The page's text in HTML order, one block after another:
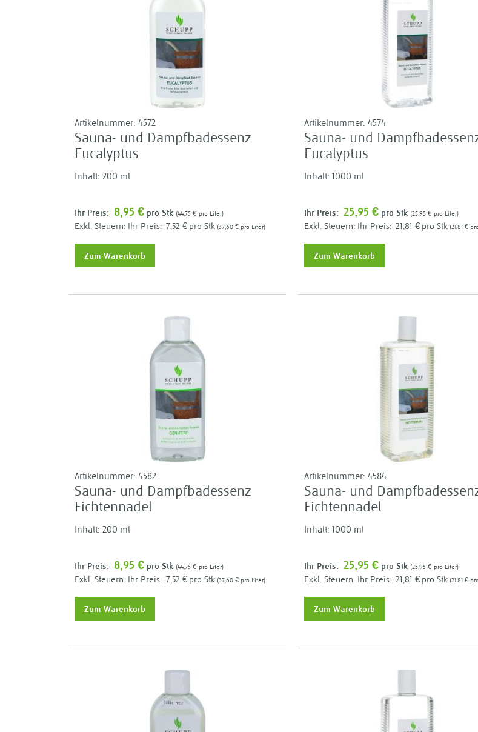
Artikelnummer: 4572
Sauna- und Dampfbadessenz
Eucalyptus
Inhalt: 200 ml
Ihr Preis: 8,95 € pro Stk 44,75 € pro Liter
Ihr Preis: 7,52 € pro Stk 37,60 € pro Liter
Zum Warenkorb
Artikelnummer:4574
Sauna- und
Eucalyptus
Inhalt: 1000 ml
Ihr Preis: 25,95 € pro Stk 25,95 € pro Liter
Ihr Preis: 21,81 € pro Stk 21,81 €
Zum Warenkorb
Artikelnummer: 4582
Sauna- und Dampfbadessenz
Fichtennadel
Inhalt: 200 ml
Ihr Preis: 8,95 € pro Stk 44,75 € pro Liter
Ihr Preis: 7,52 € pro Stk 37,60 € pro Liter
Zum Warenkorb
Artikelnummer:4584
Sauna- und
Fichtennadel
Inhalt: 1000 ml
Ihr Preis: 25,95 € pro Stk 25,95 € pro Liter
Ihr Preis: 21,81 € pro Stk 21,81 €
Zum Warenkorb